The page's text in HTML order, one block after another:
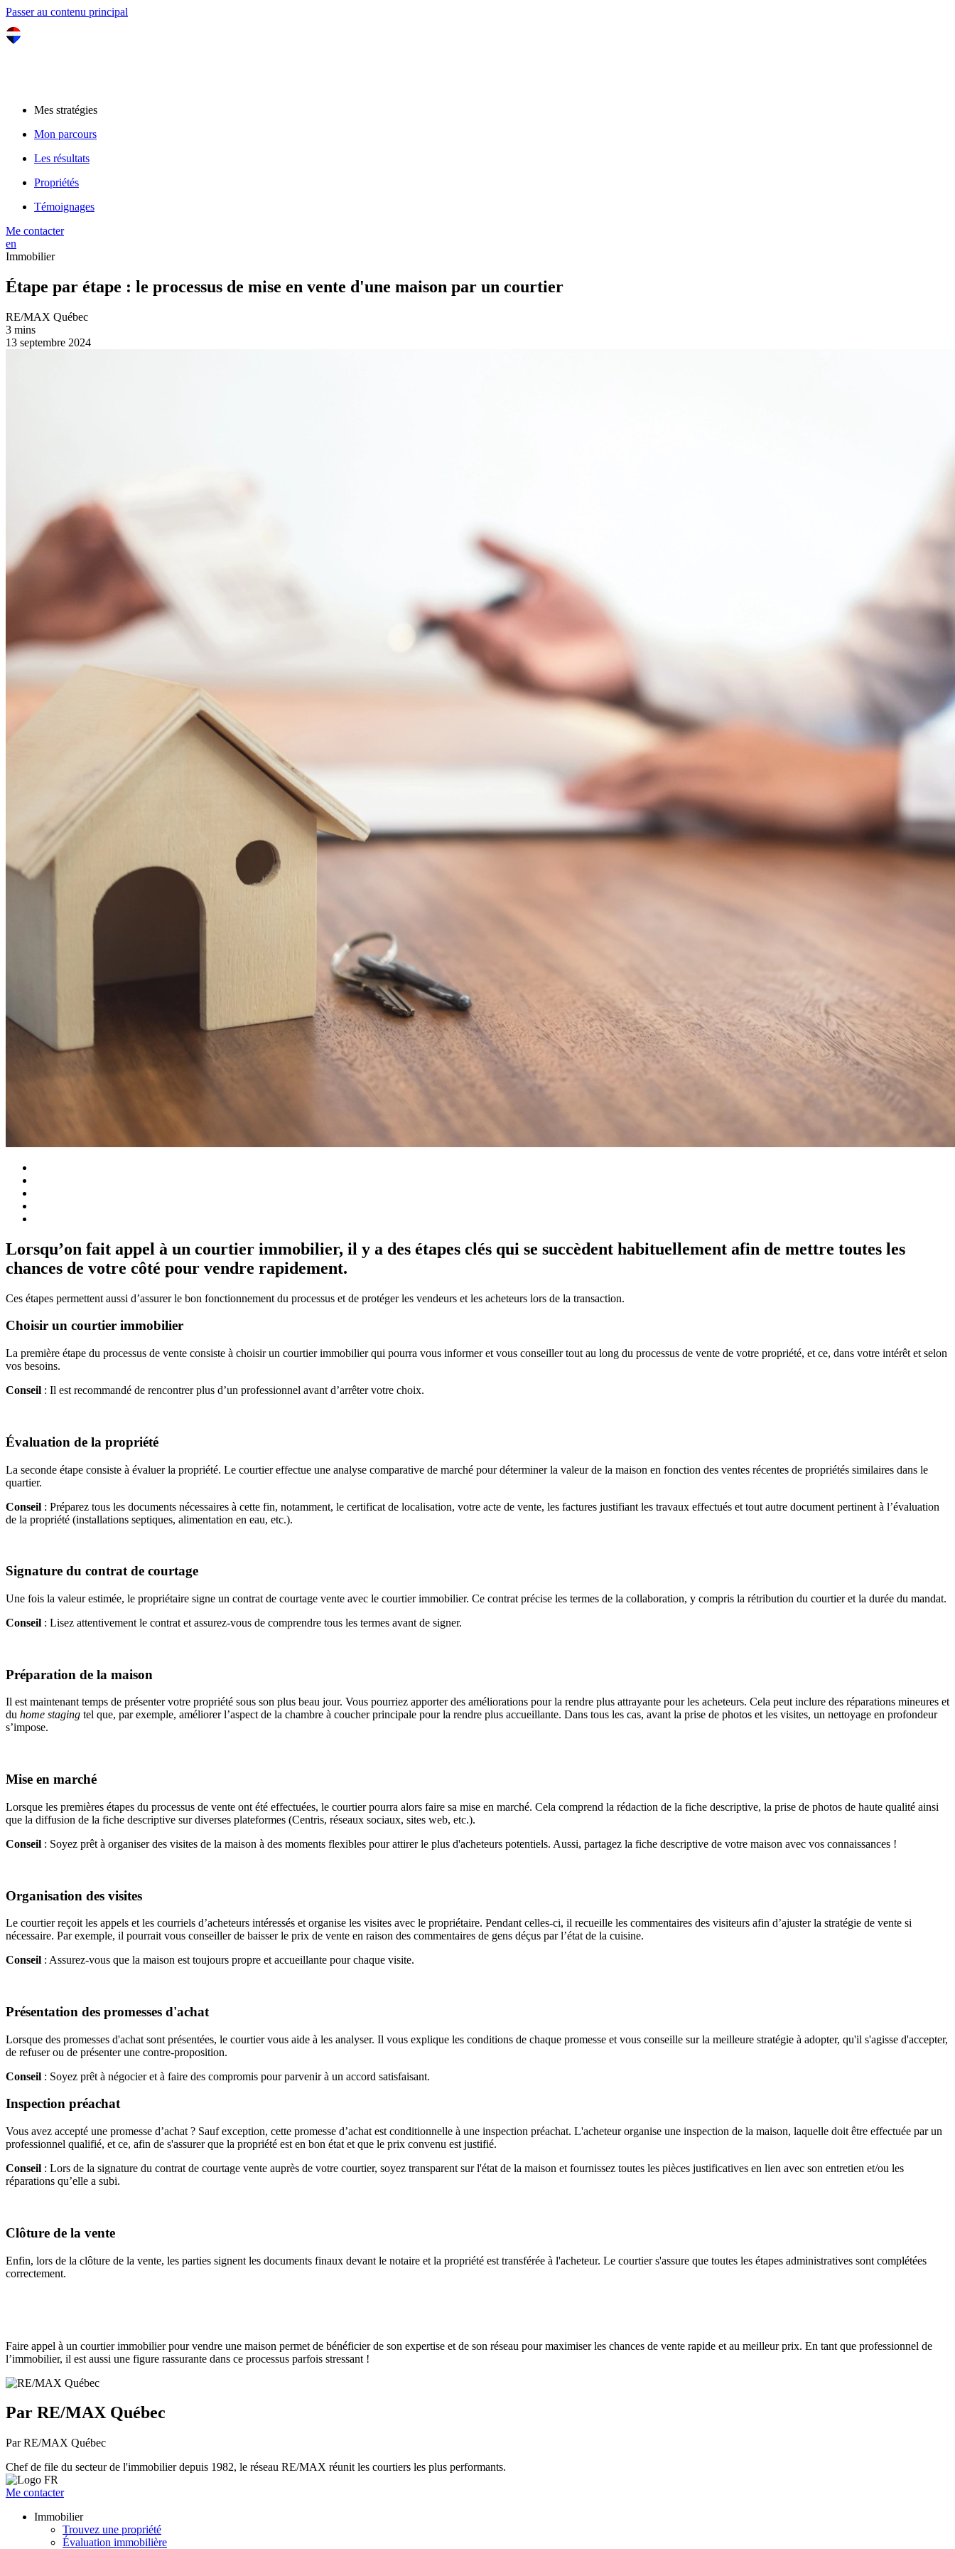
Passer au contenu principal
Mes stratégies
Mon parcours
Les résultats
Propriétés
Témoignages
Me contacter
en
Immobilier
Étape par étape : le processus de mise en vente d'une maison par un courtier
RE/MAX Québec
3 mins
13 septembre 2024
Lorsqu’on fait appel à un courtier immobilier, il y a des étapes clés qui se succèdent habituellement afin de mettre toutes les
chances de votre côté pour vendre rapidement.
Ces étapes permettent aussi d’assurer le bon fonctionnement du processus et de protéger les vendeurs et les acheteurs lors de la transaction.
Choisir un courtier immobilier
La première étape du processus de vente consiste à choisir un courtier immobilier qui pourra vous informer et vous conseiller tout au long du processus de vente de votre propriété, et ce, dans votre intérêt et selon
vos besoins.
Conseil : Il est recommandé de rencontrer plus d’un professionnel avant d’arrêter votre choix.
Évaluation de la propriété
La seconde étape consiste à évaluer la propriété. Le courtier effectue une analyse comparative de marché pour déterminer la valeur de la maison en fonction des ventes récentes de propriétés similaires dans le
quartier.
Conseil : Préparez tous les documents nécessaires à cette fin, notamment, le certificat de localisation, votre acte de vente, les factures justifiant les travaux effectués et tout autre document pertinent à l’évaluation
de la propriété (installations septiques, alimentation en eau, etc.).
Signature du contrat de courtage
Une fois la valeur estimée, le propriétaire signe un contrat de courtage vente avec le courtier immobilier. Ce contrat précise les termes de la collaboration, y compris la rétribution du courtier et la durée du mandat.
Conseil : Lisez attentivement le contrat et assurez-vous de comprendre tous les termes avant de signer.
Préparation de la maison
Il est maintenant temps de présenter votre propriété sous son plus beau jour. Vous pourriez apporter des améliorations pour la rendre plus attrayante pour les acheteurs. Cela peut inclure des réparations mineures et
du home staging tel que, par exemple, améliorer l’aspect de la chambre à coucher principale pour la rendre plus accueillante. Dans tous les cas, avant la prise de photos et les visites, un nettoyage en profondeur
s’impose.
Mise en marché
Lorsque les premières étapes du processus de vente ont été effectuées, le courtier pourra alors faire sa mise en marché. Cela comprend la rédaction de la fiche descriptive, la prise de photos de haute qualité ainsi
que la diffusion de la fiche descriptive sur diverses plateformes (Centris, réseaux sociaux, sites web, etc.).
Conseil : Soyez prêt à organiser des visites de la maison à des moments flexibles pour attirer le plus d'acheteurs potentiels. Aussi, partagez la fiche descriptive de votre maison avec vos connaissances !
Organisation des visites
Le courtier reçoit les appels et les courriels d’acheteurs intéressés et organise les visites avec le propriétaire. Pendant celles-ci, il recueille les commentaires des visiteurs afin d’ajuster la stratégie de vente si
nécessaire. Par exemple, il pourrait vous conseiller de baisser le prix de vente en raison des commentaires de gens déçus par l’état de la cuisine.
Conseil : Assurez-vous que la maison est toujours propre et accueillante pour chaque visite.
Présentation des promesses d'achat
Lorsque des promesses d'achat sont présentées, le courtier vous aide à les analyser. Il vous explique les conditions de chaque promesse et vous conseille sur la meilleure stratégie à adopter, qu'il s'agisse d'accepter,
de refuser ou de présenter une contre-proposition.
Conseil : Soyez prêt à négocier et à faire des compromis pour parvenir à un accord satisfaisant.
Inspection préachat
Vous avez accepté une promesse d’achat ? Sauf exception, cette promesse d’achat est conditionnelle à une inspection préachat. L'acheteur organise une inspection de la maison, laquelle doit être effectuée par un
professionnel qualifié, et ce, afin de s'assurer que la propriété est en bon état et que le prix convenu est justifié.
Conseil : Lors de la signature du contrat de courtage vente auprès de votre courtier, soyez transparent sur l'état de la maison et fournissez toutes les pièces justificatives en lien avec son entretien et/ou les
réparations qu’elle a subi.
Clôture de la vente
Enfin, lors de la clôture de la vente, les parties signent les documents finaux devant le notaire et la propriété est transférée à l'acheteur. Le courtier s'assure que toutes les étapes administratives sont complétées
correctement.
Faire appel à un courtier immobilier pour vendre une maison permet de bénéficier de son expertise et de son réseau pour maximiser les chances de vente rapide et au meilleur prix. En tant que professionnel de
l’immobilier, il est aussi une figure rassurante dans ce processus parfois stressant !
Par RE/MAX Québec
Par RE/MAX Québec
Chef de file du secteur de l'immobilier depuis 1982, le réseau RE/MAX réunit les courtiers les plus performants.
Me contacter
Immobilier
Trouvez une propriété
Évaluation immobilière